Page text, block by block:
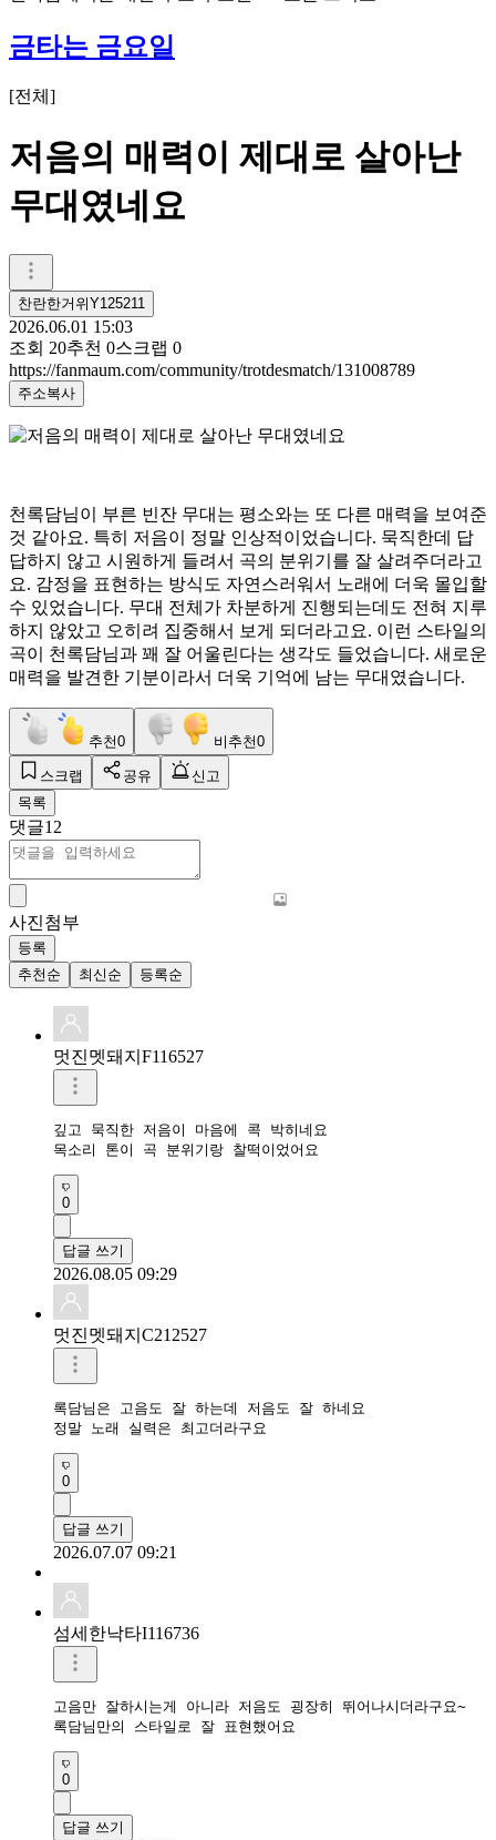
금타는 금요일
[전체 ]
저음의 매력이 제대로 살아난
무대였네요
찬란한거위Y125211
2026.06.01 15:03
조회 20추천 0스크랩 0
https://fanmaum.com/community/trotdesmatch/131008789
주소복사
천록담님이 부른 빈잔 무대는 평소와는 또 다른 매력을 보여준
것 같아요. 특히 저음이 정말 인상적이었습니다. 묵직한데 답
답하지 않고 시원하게 들려서 곡의 분위기를 잘 살려주더라고
요. 감정을 표현하는 방식도 자연스러워서 노래에 더욱 몰입할
수 있었습니다. 무대 전체가 차분하게 진행되는데도 전혀 지루
하지 않았고 오히려 집중해서 보게 되더라고요. 이런 스타일의
곡이 천록담님과 꽤 잘 어울린다는 생각도 들었습니다. 새로운
매력을 발견한 기분이라서 더욱 기억에 남는 무대였습니다.
추천0 비추천0
스크랩 공유
신고
목록
댓글12
사진첨부
등록
추천순
최신순 등록순
멋진멧돼지F116527
깊고 묵직한 저음이 마음에 콕 박히네요
목소리 톤이 곡 분위기랑 찰떡이었어요
0
답글 쓰기
2026.08.05 09:29
멋진멧돼지C212527
록담님은 고음도 잘 하는데 저음도 잘 하네요
정말 노래 실력은 최고더라구요
0
답글 쓰기
2026.07.07 09:21
섬세한낙타I116736
고음만 잘하시는게 아니라 저음도 굉장히 뛰어나시더라구요~
록담님만의 스타일로 잘 표현했어요
0
답글 쓰기